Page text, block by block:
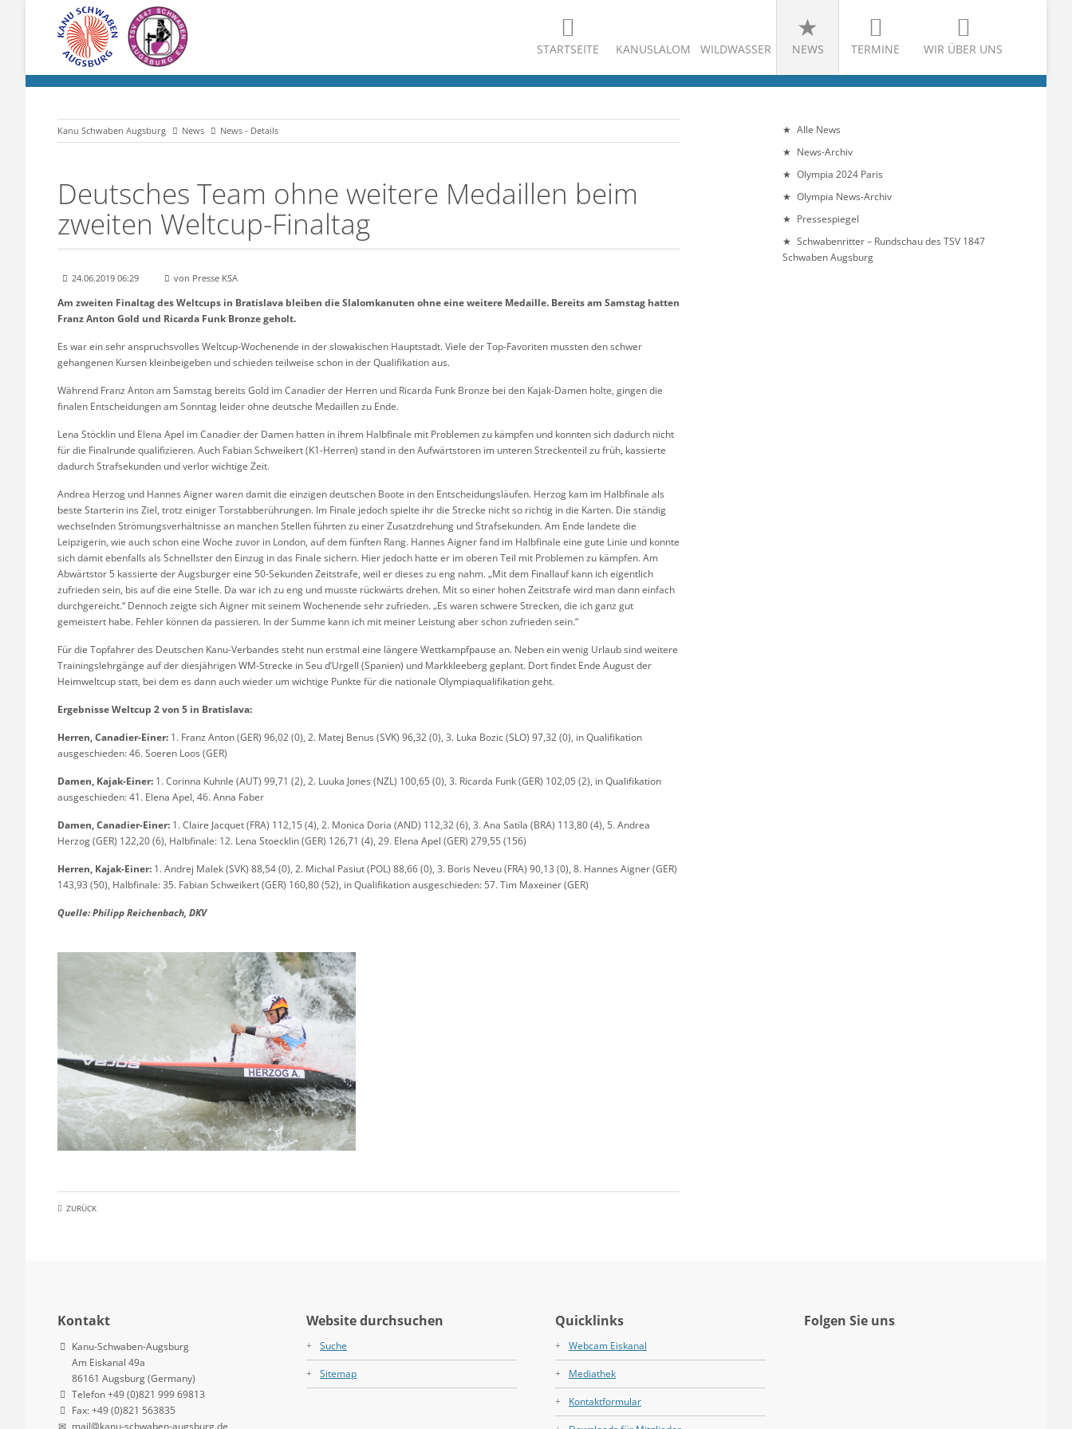
STARTSEITE KANUSLALOM WILDWASSER NEWS TERMINE WIR ÜBER UNS
Kanu Schwaben Augsburg News News - Details
Deutsches Team ohne weitere Medaillen beim
zweiten Weltcup-Finaltag
24.06.2019 06:29 von Presse KSA
Am zweiten Finaltag des Weltcups in Bratislava bleiben die Slalomkanuten ohne eine weitere Medaille. Bereits am Samstag hatten
Franz Anton Gold und Ricarda Funk Bronze geholt.
Es war ein sehr anspruchsvolles Weltcup-Wochenende in der slowakischen Hauptstadt. Viele der Top-Favoriten mussten den schwer
gehangenen Kursen kleinbeigeben und schieden teilweise schon in der Qualifikation aus.
Während Franz Anton am Samstag bereits Gold im Canadier der Herren und Ricarda Funk Bronze bei den Kajak-Damen holte, gingen die
finalen Entscheidungen am Sonntag leider ohne deutsche Medaillen zu Ende.
Lena Stöcklin und Elena Apel im Canadier der Damen hatten in ihrem Halbfinale mit Problemen zu kämpfen und konnten sich dadurch nicht
für die Finalrunde qualifizieren. Auch Fabian Schweikert (K1-Herren) stand in den Aufwärtstoren im unteren Streckenteil zu früh, kassierte
dadurch Strafsekunden und verlor wichtige Zeit.
Andrea Herzog und Hannes Aigner waren damit die einzigen deutschen Boote in den Entscheidungsläufen. Herzog kam im Halbfinale als
beste Starterin ins Ziel, trotz einiger Torstabberührungen. Im Finale jedoch spielte ihr die Strecke nicht so richtig in die Karten. Die ständig
wechselnden Strömungsverhältnisse an manchen Stellen führten zu einer Zusatzdrehung und Strafsekunden. Am Ende landete die
Leipzigerin, wie auch schon eine Woche zuvor in London, auf dem fünften Rang. Hannes Aigner fand im Halbfinale eine gute Linie und konnte
sich damit ebenfalls als Schnellster den Einzug in das Finale sichern. Hier jedoch hatte er im oberen Teil mit Problemen zu kämpfen. Am
Abwärtstor 5 kassierte der Augsburger eine 50-Sekunden Zeitstrafe, weil er dieses zu eng nahm. „Mit dem Finallauf kann ich eigentlich
zufrieden sein, bis auf die eine Stelle. Da war ich zu eng und musste rückwärts drehen. Mit so einer hohen Zeitstrafe wird man dann einfach
durchgereicht.“ Dennoch zeigte sich Aigner mit seinem Wochenende sehr zufrieden. „Es waren schwere Strecken, die ich ganz gut
gemeistert habe. Fehler können da passieren. In der Summe kann ich mit meiner Leistung aber schon zufrieden sein.“
Für die Topfahrer des Deutschen Kanu-Verbandes steht nun erstmal eine längere Wettkampfpause an. Neben ein wenig Urlaub sind weitere
Trainingslehrgänge auf der diesjährigen WM-Strecke in Seu d’Urgell (Spanien) und Markkleeberg geplant. Dort findet Ende August der
Heimweltcup statt, bei dem es dann auch wieder um wichtige Punkte für die nationale Olympiaqualifikation geht.
Ergebnisse Weltcup 2 von 5 in Bratislava:
Herren, Canadier-Einer: 1. Franz Anton (GER) 96,02 (0), 2. Matej Benus (SVK) 96,32 (0), 3. Luka Bozic (SLO) 97,32 (0), in Qualifikation
ausgeschieden: 46. Soeren Loos (GER)
Damen, Kajak-Einer: 1. Corinna Kuhnle (AUT) 99,71 (2), 2. Luuka Jones (NZL) 100,65 (0), 3. Ricarda Funk (GER) 102,05 (2), in Qualifikation
ausgeschieden: 41. Elena Apel, 46. Anna Faber
Damen, Canadier-Einer: 1. Claire Jacquet (FRA) 112,15 (4), 2. Monica Doria (AND) 112,32 (6), 3. Ana Satila (BRA) 113,80 (4), 5. Andrea
Herzog (GER) 122,20 (6), Halbfinale: 12. Lena Stoecklin (GER) 126,71 (4), 29. Elena Apel (GER) 279,55 (156)
Herren, Kajak-Einer: 1. Andrej Malek (SVK) 88,54 (0), 2. Michal Pasiut (POL) 88,66 (0), 3. Boris Neveu (FRA) 90,13 (0), 8. Hannes Aigner (GER)
143,93 (50), Halbfinale: 35. Fabian Schweikert (GER) 160,80 (52), in Qualifikation ausgeschieden: 57. Tim Maxeiner (GER)
Quelle: Philipp Reichenbach, DKV
ZURÜCK
Alle News
News-Archiv
Olympia 2024 Paris
Olympia News-Archiv
Pressespiegel
Schwabenritter – Rundschau des TSV 1847
Schwaben Augsburg
Kontakt
Kanu-Schwaben-Augsburg
Am Eiskanal 49a
86161 Augsburg (Germany)
Telefon +49 (0)821 999 69813
Fax: +49 (0)821 563835
mail@kanu-schwaben-augsburg.de
Website durchsuchen
Suche
Sitemap
Quicklinks
Webcam Eiskanal
Mediathek
Kontaktformular
Folgen Sie uns